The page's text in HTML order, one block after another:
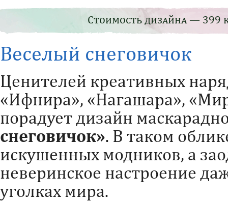
Стоимость дизайна — 399
Веселый снеговичок
Ценителей креативных
«Ифнира», «Нагашара»,
порадует дизайн
снеговичок». В таком
искушенных модников, а
неверинское настроение
уголках мира.